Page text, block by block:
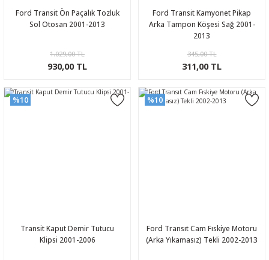
Ford Transit Ön Paçalık Tozluk
Sol Otosan 2001-2013
1.029,00 TL
930,00 TL
Ford Transit Kamyonet Pikap
Arka Tampon Köşesi Sağ 2001-
2013
345,00 TL
311,00 TL
%10
Transit Kaput Demir Tutucu
Klipsi 2001-2006
%10
Ford Transıt Cam Fıskiye Motoru
(Arka Yıkamasız) Tekli 2002-2013